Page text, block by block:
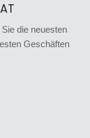
die neuesten
Geschäften